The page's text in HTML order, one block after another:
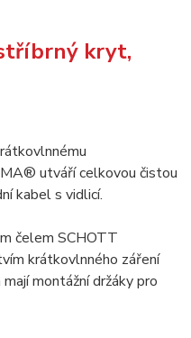
kryt,
utváří celkovou čistou
kabel s vidlicí.
čelem SCHOTT
krátkovlnného záření
montážní držáky pro